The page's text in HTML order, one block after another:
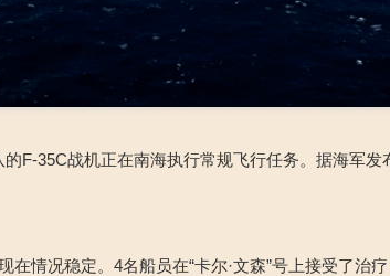
F-35C战机正在南海执行常规飞行任务。据海军发
情况稳定。4名船员在“卡尔·文森”号上接受了治